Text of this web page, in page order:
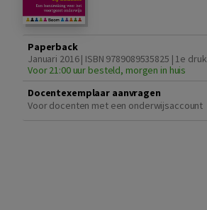
Paperback
Januari 2016 | ISBN 9789089535825 | 1e druk
Voor 21:00 uur besteld, morgen in huis
Docentexemplaar aanvragen
Voor docenten met een onderwijsaccount